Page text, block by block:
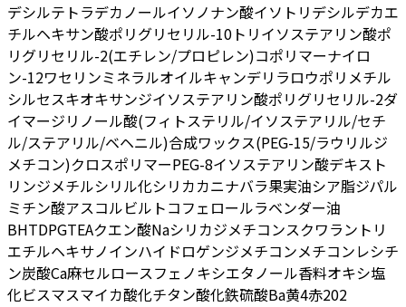
デシルテトラデカノールイソノナン酸イソトリデシルデカエ
チルヘキサン酸ポリグリセリル-10 トリイソステアリン酸ポ
リグリセリル-2(エチレン/プロピレン)コポリマーナイロ
ン-12ワセリンミネラルオイルキャンデリラロウポリメチル
シルセスキオキサンジイソステアリン酸ポリグリセリル-2ダ
イマージリノール酸(フィトステリル/イソステアリル/セチ
ル/ステアリル/ベヘニル)合成ワックス(PEG-15/ラウリルジ
メチコン)クロスポリマーPEG-8イソステアリン酸デキスト
リンジメチルシリル化シリカカニナバラ果実油シア脂ジパル
ミチン酸アスコルビル トコフェロールラベンダー油
BHTDPGTEAクエン酸Naシリカジメチコンスクワラン トリ
エチルヘキサノインハイドロゲンジメチコンメチコンレシチ
ン炭酸Ca麻セルロースフェノキシエタノール香料オキシ塩
化ビスマスマイカ酸化チタン酸化鉄硫酸Ba黄4赤202